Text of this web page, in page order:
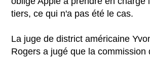
tiers, ce qui n'a pas été le cas.
La juge de district américaine
Rogers a jugé que la commission